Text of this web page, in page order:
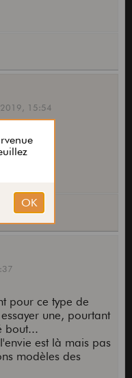
15:54
pour ce type de
une, pourtant
bout...
est là mais pas
modèles des